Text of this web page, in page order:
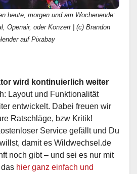
heute, morgen und am Wochenende:
Openair, oder Konzert | (c) Brandon
auf Pixabay
wird kontinuierlich weiter
Layout und Funktionalität
entwickelt. Dabei freuen wir
Ratschläge, bzw Kritik!
Service gefällt und Du
damit es Wildwechsel.de
noch gibt – und sei es nur mit
hier ganz einfach und